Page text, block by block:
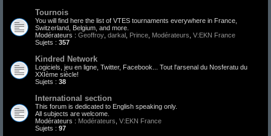
Tournois
You will find here the list of VTES tournaments everywhere in France,
Switzerland, Belgium, and more.
Modérateurs : Geoffroy darkal Prince Modérateurs V:EKN France
Sujets : 357
Kindred Network
Logiciels, jeu en ligne, Twitter, Facebook... Tout l'arsenal du Nosferatu du
XXIème siècle!
Sujets : 38
International section
This forum is dedicated to English speaking only.
All subjects are welcome.
Modérateurs : Modérateurs V:EKN France
Sujets : 97